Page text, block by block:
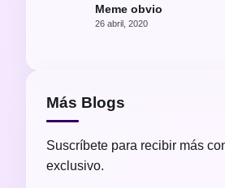
Meme obvio
26 abril, 2020
Más Blogs
Suscríbete para recibir más
exclusivo.